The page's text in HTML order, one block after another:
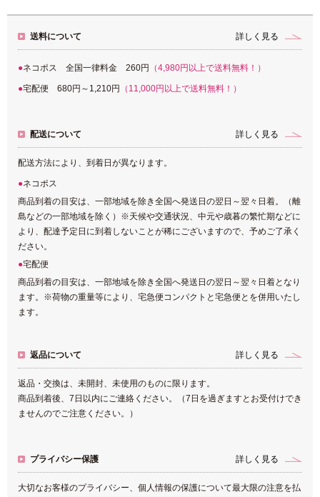
送料について 詳しく見る
ネコポス 全国一律料金 260円 （4,980円以上で送料無料！）
宅配便 680円～1,210円 （11,000円以上で送料無料！）
配送について 詳しく見る
配送方法により、到着日が異なります。
ネコポス
商品到着の目安は、一部地域を除き全国へ発送日の翌日～翌々日着。（離
島などの一部地域を除く）※天候や交通状況、中元や歳暮の繁忙期などに
より、配達予定日に到着しないことが稀にございますので、予めご了承く
ださい。
宅配便
商品到着の目安は、一部地域を除き全国へ発送日の翌日～翌々日着となり
ます。※荷物の重量等により、宅急便コンパクトと宅急便とを併用いたし
ます。
返品について 詳しく見る
返品・交換は、未開封、未使用のものに限ります。
商品到着後、7日以内にご連絡ください。（7日を過ぎますとお受付けでき
ませんのでご注意ください。）
プライバシー保護 詳しく見る
大切なお客様のプライバシー、個人情報の保護について最大限の注意を払